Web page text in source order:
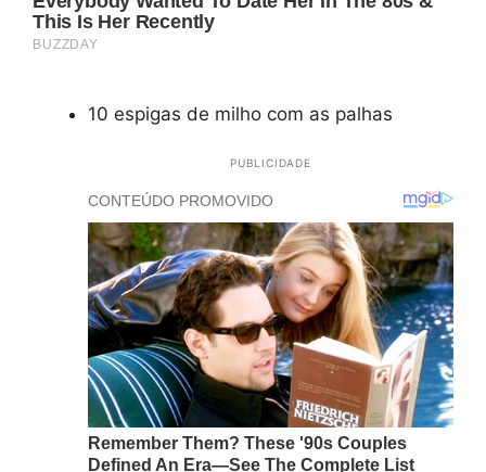
10 espigas de milho com as palhas
PUBLICIDADE